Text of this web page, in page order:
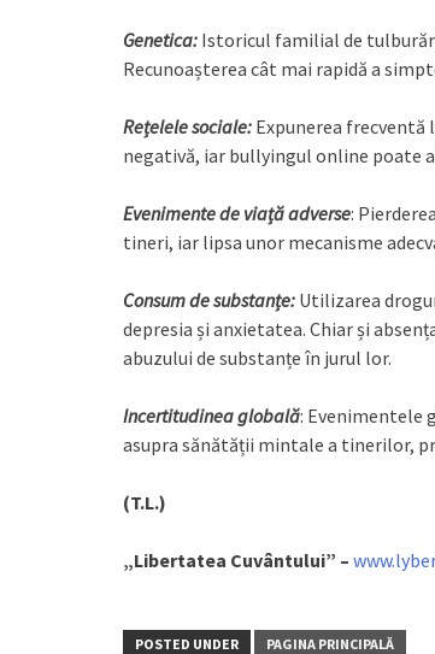
Genetica: Istoricul familial de
Recunoașterea cât mai rapidă a
Rețelele sociale: Expunerea frecventă
negativă, iar bullyingul online poate
Evenimente de viață adverse:
tineri, iar lipsa unor mecanisme
Consum de substanțe: Utilizarea
depresia și anxietatea. Chiar și
abuzului de substanțe în jurul lor.
Incertitudinea globală: Evenimentele
asupra sănătății mintale a tinerilor,
(T.L.)
„Libertatea Cuvântului” –
POSTED UNDER PAGINA PRINCIPALĂ